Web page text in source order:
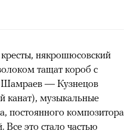
някрошюсовский
тащат короб с
Шамраев — Кузнецов
канат), музыкальные
постоянного композитора
Все это стало частью